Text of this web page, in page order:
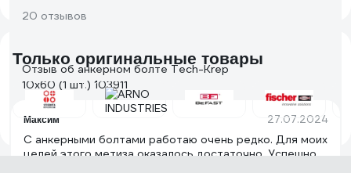
20 отзывов
Отзыв об анкерном болте Tech-Krep
10х60 (1 шт.) 103911
Максим 27.07.2024
С анкерными болтами работаю очень редко. Для моих
целей этого метиза оказалось достаточно. Успешно
Только оригинальные товары